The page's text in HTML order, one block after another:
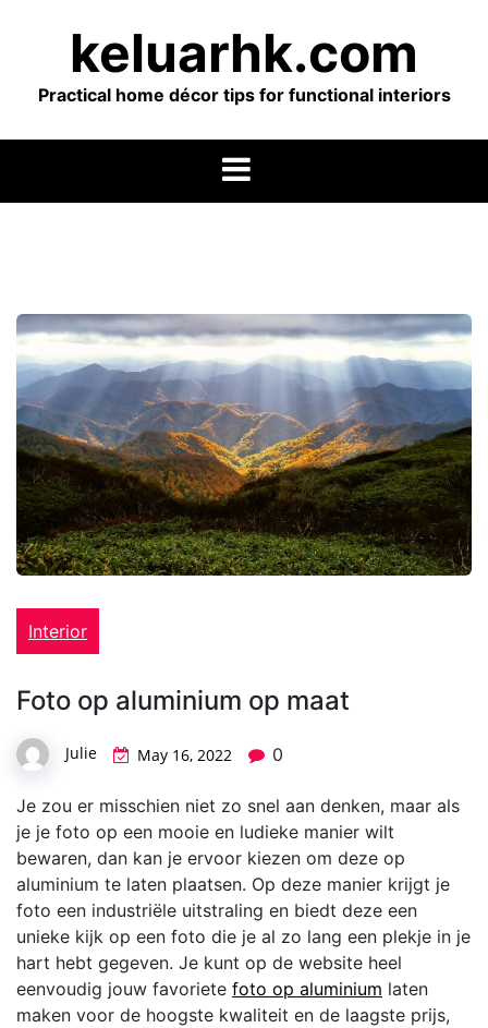
keluarhk.com
Practical home décor tips for functional interiors
Interior
Foto op aluminium op maat
Julie May 16, 2022 0
Je zou er misschien niet zo snel aan denken, maar als
je je foto op een mooie en ludieke manier wilt
bewaren, dan kan je ervoor kiezen om deze op
aluminium te laten plaatsen. Op deze manier krijgt je
foto een industriële uitstraling en biedt deze een
unieke kijk op een foto die je al zo lang een plekje in je
hart hebt gegeven. Je kunt op de website heel
eenvoudig jouw favoriete foto op aluminium laten
maken voor de hoogste kwaliteit en de laagste prijs,